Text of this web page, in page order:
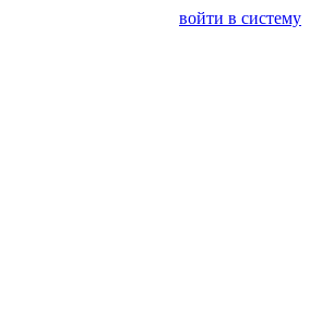
войти в систему